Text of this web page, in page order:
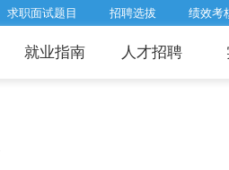
求职面试题目 招聘选拔 绩效考
就业指南 人才招聘